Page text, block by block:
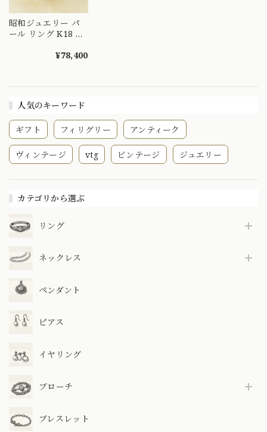
人気のキーワード
ギフト フィリグリー アンティーク
ヴィンテージ vtg ビンテージ ジュエリー
カテゴリから選ぶ
リング
ネックレス
ペンダント
ピアス
イヤリング
ブローチ
ブレスレット
昭和ジュエリー パ
ール リング K18 真
ージ 昭和レトロ 和
¥78,400